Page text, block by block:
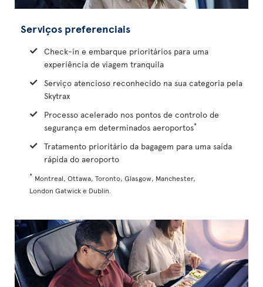
Serviços preferenciais
Check-in e embarque prioritários para uma
experiência de viagem tranquila
Serviço atencioso reconhecido na sua categoria pela
Skytrax
Processo acelerado nos pontos de controlo de
segurança em determinados aeroportos*
Tratamento prioritário da bagagem para uma saída
rápida do aeroporto
* Montreal, Ottawa, Toronto, Glasgow, Manchester,
London Gatwick e Dublin.